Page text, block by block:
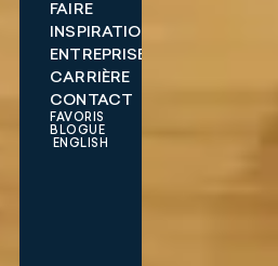
FAIRE
INSPIRATIONS
ENTREPRISE
CARRIÈRE
CONTACT
FAVORIS
BLOGUE
ENGLISH